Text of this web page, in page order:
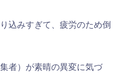
込みすぎて、疲労のため倒
者）が素晴の異変に気づ